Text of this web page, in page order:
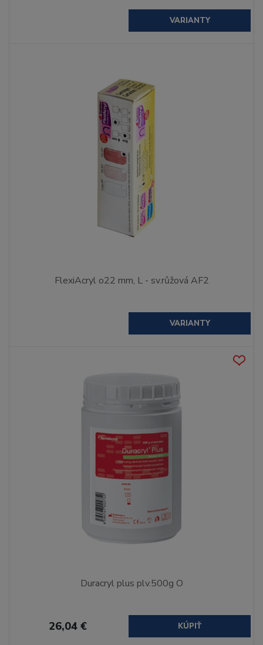
VARIANTY
FlexiAcryl o22 mm, L - sv.růžová AF2
VARIANTY
Duracryl plus plv.500g O
26,04 € KÚPIŤ